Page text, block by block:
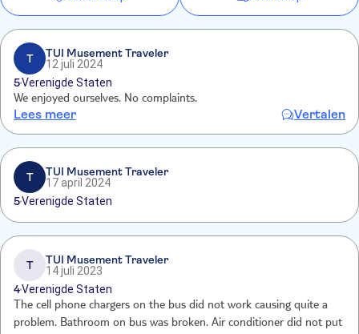
T
TUI Musement Traveler
12 juli 2024
5Verenigde Staten
We enjoyed ourselves. No complaints.
Lees meer Vertalen
T
TUI Musement Traveler
17 april 2024
5Verenigde Staten
T
TUI Musement Traveler
14 juli 2023
4Verenigde Staten
The cell phone chargers on the bus did not work causing quite a
problem. Bathroom on bus was broken. Air conditioner did not put